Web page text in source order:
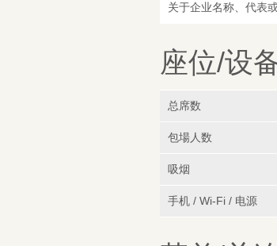
关于企业名称、代表
座位/设
总席数
包場人数
吸烟
手机 / Wi-Fi / 电源